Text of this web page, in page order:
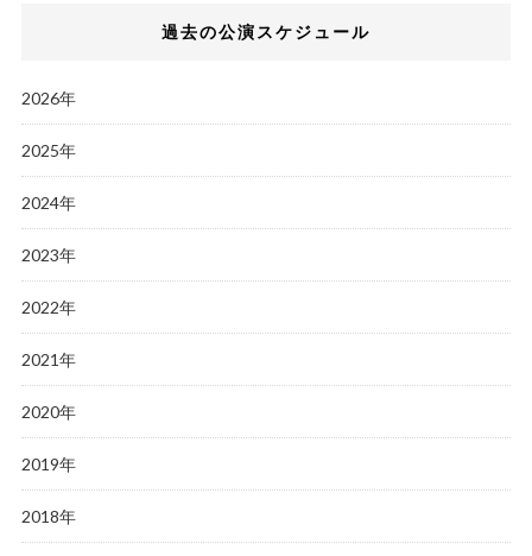
過去の公演スケジュール
2026年
2025年
2024年
2023年
2022年
2021年
2020年
2019年
2018年